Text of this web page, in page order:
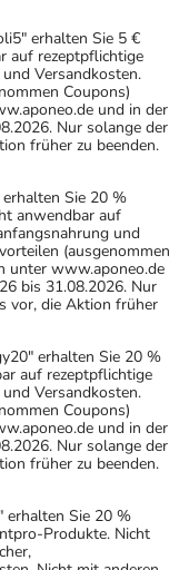
erhalten Sie 5 €
auf rezeptpflichtige
Versandkosten.
Coupons)
und in der
Nur solange der
früher zu beenden.
Sie 20 %
anwendbar auf
und
(ausgenommen
unter www.aponeo.de
bis 31.08.2026. Nur
vor, die Aktion früher
erhalten Sie 20 %
auf rezeptpflichtige
Versandkosten.
Coupons)
und in der
Nur solange der
früher zu beenden.
erhalten Sie 20 %
Produkte. Nicht